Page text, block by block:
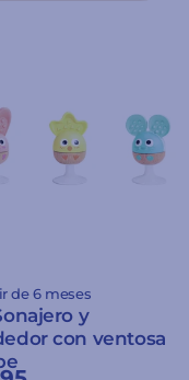
de 6 meses
y
con ventosa